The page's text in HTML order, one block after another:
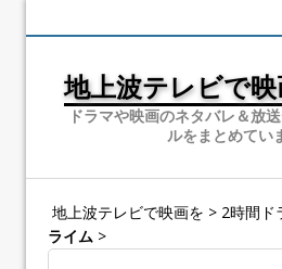
地上波テレビで
ドラマや映画のネタバレ＆放
ルをまとめてい
地上波テレビで映画を > 2時間ド
ライム >